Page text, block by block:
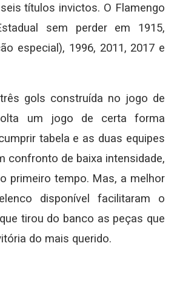
títulos invictos. O Flamengo
sem perder em 1915,
especial), 1996, 2011, 2017 e
gols construída no jogo de
um jogo de certa forma
tabela e as duas equipes
confronto de baixa intensidade,
primeiro tempo. Mas, a melhor
disponível facilitaram o
tirou do banco as peças que
do mais querido.